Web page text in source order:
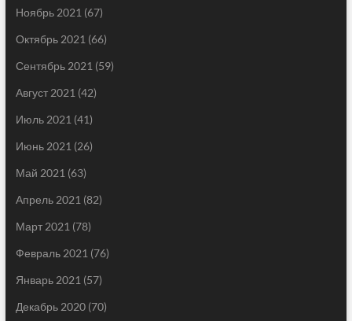
Ноябрь 2021 (67)
Октябрь 2021 (66)
Сентябрь 2021 (59)
Август 2021 (42)
Июль 2021 (41)
Июнь 2021 (26)
Май 2021 (63)
Апрель 2021 (82)
Март 2021 (78)
Февраль 2021 (76)
Январь 2021 (57)
Декабрь 2020(70)